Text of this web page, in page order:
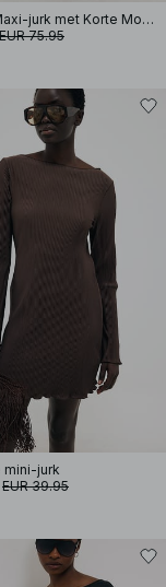
Gekleed Maxi-jurk met Korte Mouwen
EUR 75.95
mini-jurk
EUR 39.95